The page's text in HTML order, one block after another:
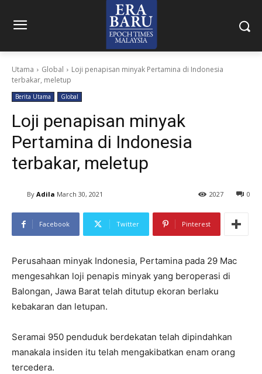
Utama Global
Loji penapisan minyak Pertamina di Indonesia
terbakar, meletup
Berita Utama Global
Loji penapisan minyak
Pertamina di Indonesia
terbakar, meletup
By Adila March 30, 2021 0
2027
Facebook Twitter Pinterest
Perusahaan minyak Indonesia, Pertamina pada 29 Mac
mengesahkan loji penapis minyak yang beroperasi di
Balongan, Jawa Barat telah ditutup ekoran berlaku
kebakaran dan letupan.
Seramai 950 penduduk berdekatan telah dipindahkan
manakala insiden itu telah mengakibatkan enam orang
tercedera.